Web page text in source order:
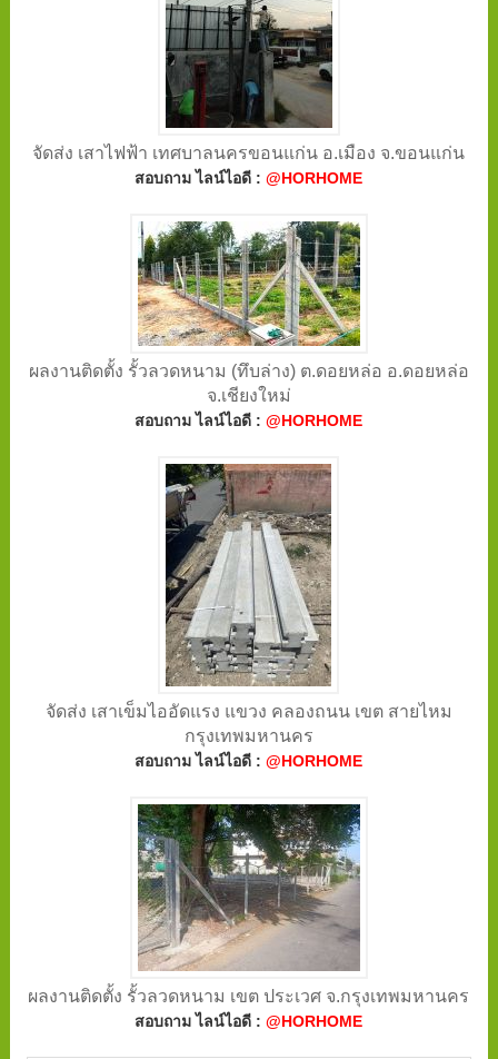
จัดส่ง เสาไฟฟ้า เทศบาลนครขอนแก่น อ.เมือง จ.ขอนแก่น
สอบถาม ไลน์ไอดี :@HORHOME
ผลงานติดตั้ง รั้วลวดหนาม (ทึบล่าง) ต.ดอยหล่อ อ.ดอยหล่อ
จ.เชียงใหม่
สอบถาม ไลน์ไอดี :@HORHOME
จัดส่ง เสาเข็มไออัดแรง แขวง คลองถนน เขต สายไหม
กรุงเทพมหานคร
สอบถาม ไลน์ไอดี :@HORHOME
ผลงานติดตั้ง รั้วลวดหนาม เขต ประเวศ จ.กรุงเทพมหานคร
สอบถาม ไลน์ไอดี :@HORHOME